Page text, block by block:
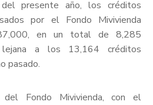
presente año, los créditos
por el Fondo Mivivienda
en un total de 8,285
lejana a los 13,164 créditos
pasado.
del Fondo Mivivienda, con el